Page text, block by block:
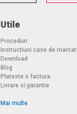
Utile
Proceduri
Instructiuni case de marcat
Download
Blog
Plateste o factura
Livrare si garantie
Mai multe